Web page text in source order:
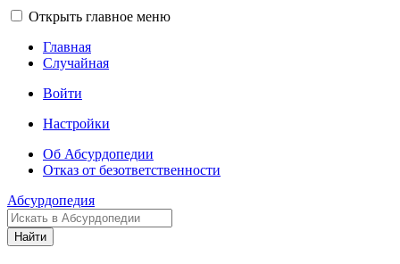
Открыть главное меню
Главная
Случайная
Войти
Настройки
Об Абсурдопедии
Отказ от безответственности
Абсурдопедия
Найти